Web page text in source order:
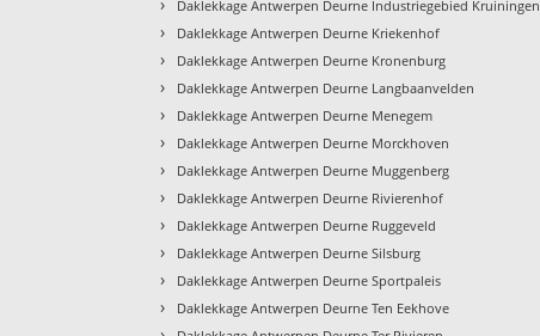
Daklekkage Antwerpen Deurne Industriegebied Kruiningen
› Daklekkage Antwerpen Deurne Kriekenhof
› Daklekkage Antwerpen Deurne Kronenburg
› Daklekkage Antwerpen Deurne Langbaanvelden
› Daklekkage Antwerpen Deurne Menegem
› Daklekkage Antwerpen Deurne Morckhoven
› Daklekkage Antwerpen Deurne Muggenberg
› Daklekkage Antwerpen Deurne Rivierenhof
› Daklekkage Antwerpen Deurne Ruggeveld
› Daklekkage Antwerpen Deurne Silsburg
› Daklekkage Antwerpen Deurne Sportpaleis
› Daklekkage Antwerpen Deurne Ten Eekhove